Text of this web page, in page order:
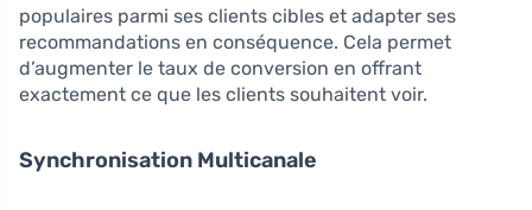
populaires parmi ses clients cibles et adapter ses
recommandations en conséquence. Cela permet
d’augmenter le taux de conversion en offrant
exactement ce que les clients souhaitent voir.
Synchronisation Multicanale